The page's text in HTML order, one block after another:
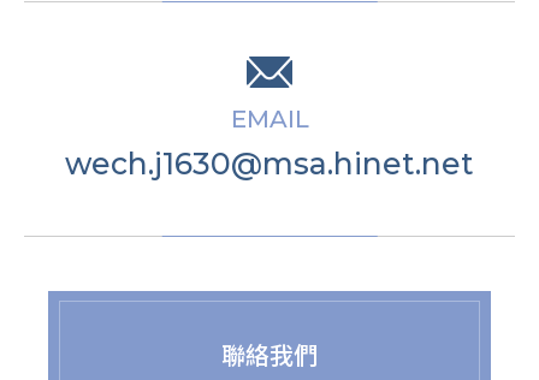
EMAIL
wech.j1630@msa.hinet.net
聯絡我們